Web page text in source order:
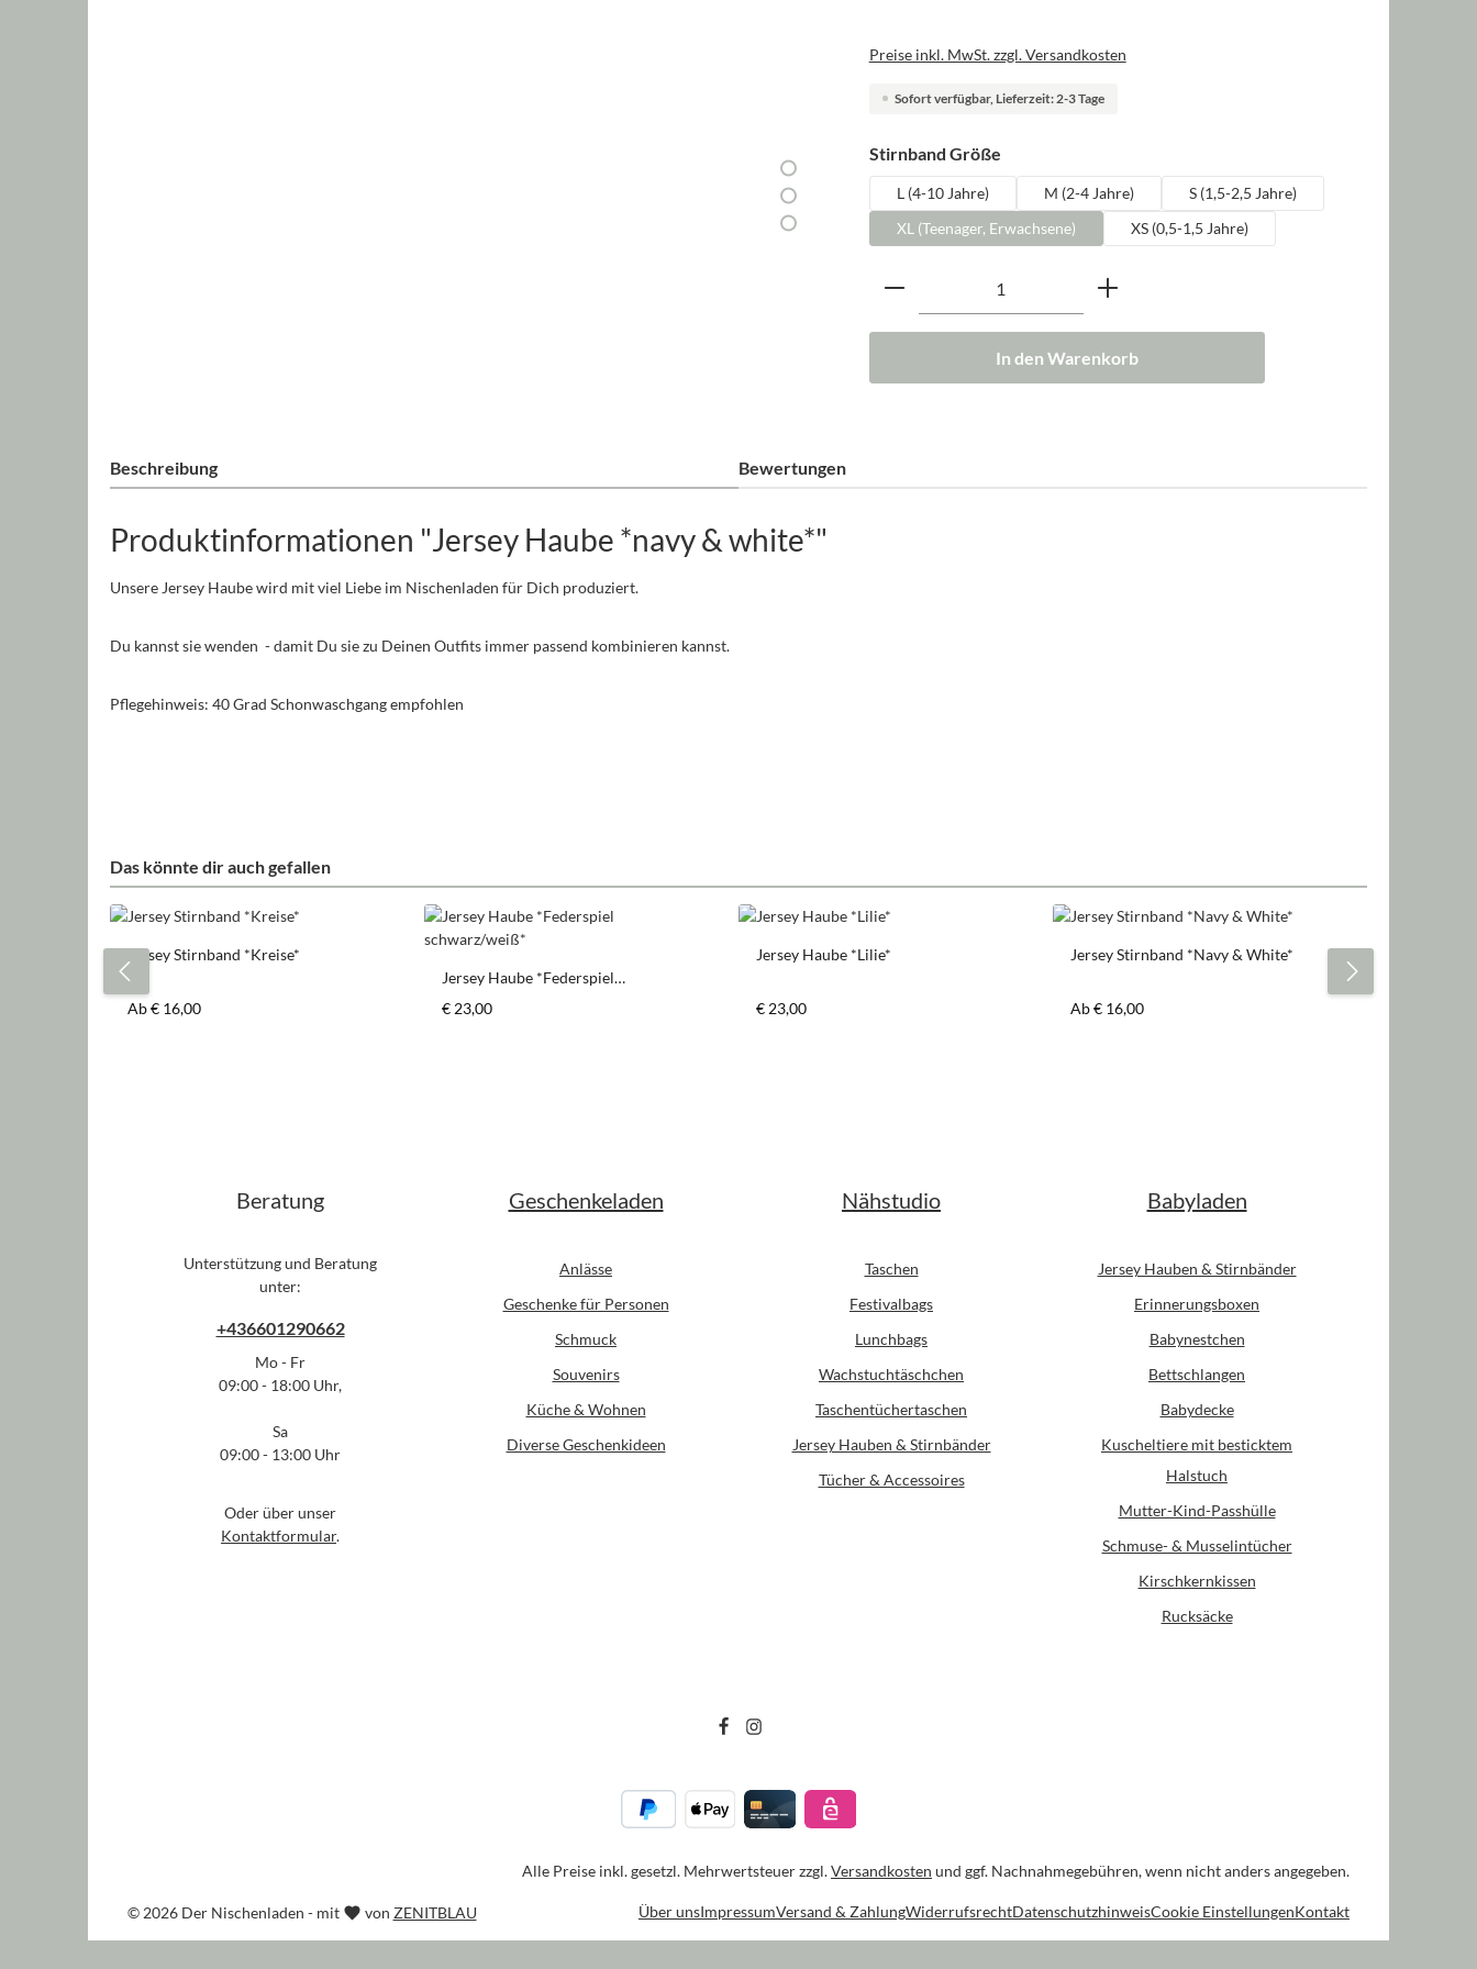
Preise inkl. MwSt. zzgl. Versandkosten
Sofort verfügbar, Lieferzeit: 2-3 Tage
Stirnband Größeauswählen
L (4-10 Jahre) M (2-4 Jahre)
S (1,5-2,5 Jahre)
XL (Teenager, Erwachsene)
XS (0,5-1,5 Jahre)
Produkt Anzahl: Gib den gewünschten Wert ein
In den Warenkorb
Beschreibung Bewertungen
Produktinformationen "Jersey Haube *navy & white*"
Unsere Jersey Haube wird mit viel Liebe im Nischenladen für Dich produziert.
Du kannst sie wenden - damit Du sie zu Deinen Outfits immer passend kombinieren kannst.
Pflegehinweis: 40 Grad Schonwaschgang empfohlen
Das könnte dir auch gefallen
Produktgalerie überspringen
Jersey Stirnband *Kreise*
Regulärer Preis:
Ab€ 16,00
Jersey Haube *Federspiel
Regulärer Preis:
€ 23,00
Jersey Haube *Lilie*
Regulärer Preis:
€ 23,00
Jersey Stirnband *Navy & White*
Regulärer Preis:
Ab€ 16,00
Beratung
Unterstützung und Beratung
unter:
+436601290662
Mo - Fr
09:00 - 18:00 Uhr,
Sa
09:00 - 13:00 Uhr
Oder über unser
Kontaktformular.
Geschenkeladen
Anlässe
Geschenke für Personen
Schmuck
Souvenirs
Küche & Wohnen
Diverse Geschenkideen
Nähstudio
Taschen
Festivalbags
Lunchbags
Wachstuchtäschchen
Taschentüchertaschen
Jersey Hauben & Stirnbänder
Tücher & Accessoires
Babyladen
Jersey Hauben & Stirnbänder
Erinnerungsboxen
Babynestchen
Bettschlangen
Babydecke
Kuscheltiere mit besticktem
Halstuch
Mutter-Kind-Passhülle
Schmuse- & Musselintücher
Kirschkernkissen
Rucksäcke
Alle Preise inkl. gesetzl. Mehrwertsteuer zzgl.Versandkosten und ggf. Nachnahmegebühren, wenn nicht anders angegeben.
© 2026 Der Nischenladen - mit von ZENITBLAU Über unsImpressumVersand & ZahlungWiderrufsrechtDatenschutzhinweisCookie EinstellungenKontakt